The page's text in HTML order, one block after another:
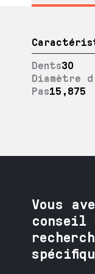
Dents30
Diamètre
Pas15,875
Vous
conseil